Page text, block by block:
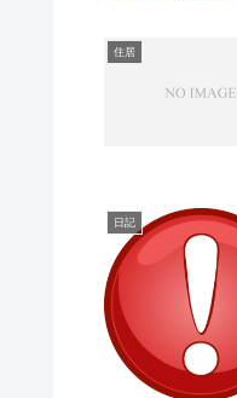
住居
日記